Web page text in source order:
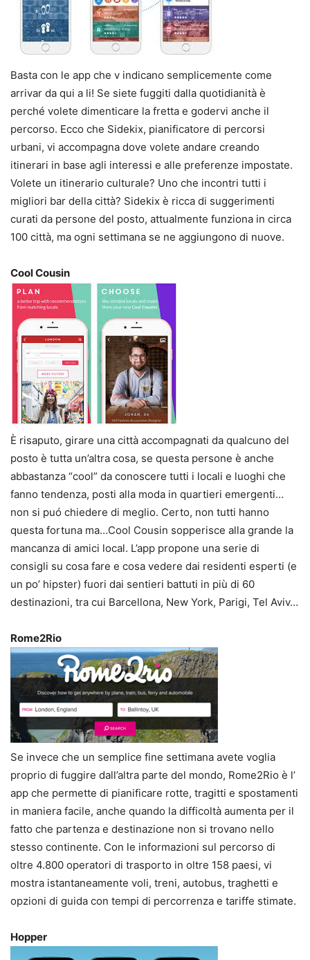
Basta con le app che v indicano semplicemente come
arrivar da qui a li! Se siete fuggiti dalla quotidianità è
perché volete dimenticare la fretta e godervi anche il
percorso. Ecco che Sidekix, pianificatore di percorsi
urbani, vi accompagna dove volete andare creando
itinerari in base agli interessi e alle preferenze impostate.
Volete un itinerario culturale? Uno che incontri tutti i
migliori bar della città? Sidekix è ricca di suggerimenti
curati da persone del posto, attualmente funziona in circa
100 città, ma ogni settimana se ne aggiungono di nuove.
Cool Cousin
È risaputo, girare una città accompagnati da qualcuno del
posto è tutta un’altra cosa, se questa persone è anche
abbastanza “cool” da conoscere tutti i locali e luoghi che
fanno tendenza, posti alla moda in quartieri emergenti…
non si puó chiedere di meglio. Certo, non tutti hanno
questa fortuna ma…Cool Cousin sopperisce alla grande la
mancanza di amici local. L’app propone una serie di
consigli su cosa fare e cosa vedere dai residenti esperti (e
un po’ hipster) fuori dai sentieri battuti in più di 60
destinazioni, tra cui Barcellona, New York, Parigi, Tel Aviv…
Rome2Rio
Se invece che un semplice fine settimana avete voglia
proprio di fuggire dall’altra parte del mondo, Rome2Rio è l’
app che permette di pianificare rotte, tragitti e spostamenti
in maniera facile, anche quando la difficoltà aumenta per il
fatto che partenza e destinazione non si trovano nello
stesso continente. Con le informazioni sul percorso di
oltre 4.800 operatori di trasporto in oltre 158 paesi, vi
mostra istantaneamente voli, treni, autobus, traghetti e
opzioni di guida con tempi di percorrenza e tariffe stimate.
Hopper